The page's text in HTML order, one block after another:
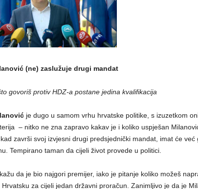
(ne) zaslužuje drugi mandat
govoriš protiv HDZ-a postane jedina kvalifikacija
je dugo u samom vrhu hrvatske politike, s izuzetkom
– nitko ne zna zapravo kakav je i koliko uspješan
završi svoj izvjesni drugi predsjednički mandat, imat će
Tempirano taman da cijeli život provede u politici.
da je bio najgori premijer, iako je pitanje koliko možeš
Hrvatsku za cijeli jedan državni proračun. Zanimljivo je da je